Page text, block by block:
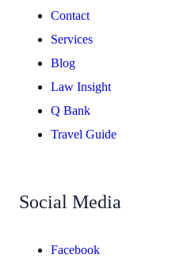
Contact
Services
Blog
Law Insight
Q Bank
Travel Guide
Social Media
Facebook